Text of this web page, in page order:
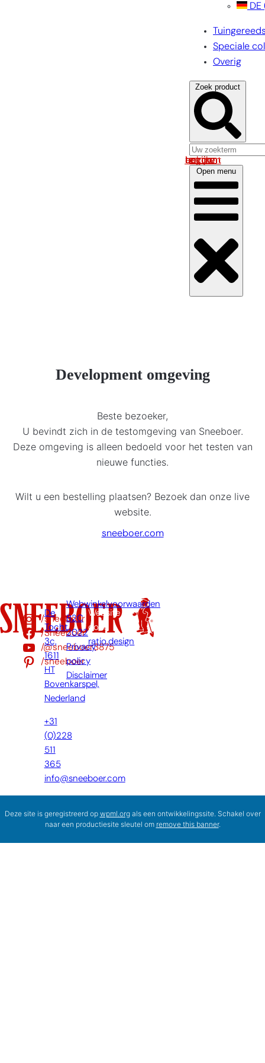
DE
Speciale
Overig
Zoek product
Log in om uw account te bekijken
Open menu
Development omgeving
Beste bezoeker,
U bevindt zich in de testomgeving van Sneeboer.
Deze omgeving is alleen bedoeld voor het testen van
nieuwe functies.
Wilt u een bestelling plaatsen? Bezoek dan onze live
website.
sneeboer.com
/sneeboer
/Sneeboer
/@sneeboer3875
/sneeboer
De
Tocht
3c,
1611
HT
Bovenkarspel,
Nederland
+31
(0)228
511
365
info@sneeboer.com
Webwinkelvoorwaarden
B2C
2022
Privacy
policy
Disclaimer
Website
door:
ratio.design
Deze site is geregistreerd op wpml.orgals een ontwikkelingssite. Schakel over
naar een productiesite sleutel om remove this banner.